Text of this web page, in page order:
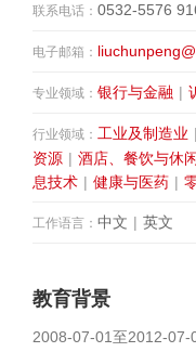
联系电话： 0532-5576
电子邮箱：
专业领域： 银行与金融 |
行业领域： 工业及制造业 |
资源 | 酒店、餐饮与休
息技术 | 健康与医药 |
工作语言： 中文 | 英文
教育背景
2008-07-01至2012-